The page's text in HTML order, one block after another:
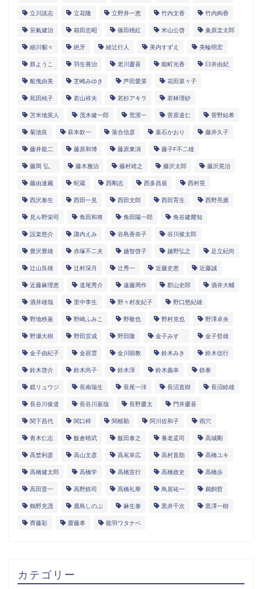
立川談志 立花隆 立野井一恵 竹内文香 竹内絢香
笹氣健治 箱田忠昭 篠田桃紅 米山公啓 粂原圭太郎
細川貂々 絶牙 綾辻行人 美内すずえ 美輪明宏
群ようこ 羽生善治 老川慶喜 能町光香 臼井由妃
船曳由美 芝崎みゆき 芦田愛菜 花田菜々子
苑田純子 若山祥夫 若杉アキラ 若林理砂
苫米地英人 茂木健一郎 荒濱一 菅原道仁 菅野結希
菊池良 萩本欽一 落合信彦 葉石かおり 藤井久子
藤井龍二 藤原和博 藤原東演 藤子F不二雄
藤岡 弘、 藤木雅治 藤村靖之 藤沢太郎 藤沢晃治
藤由達藏 蛇蔵 西剛志 西多昌規 西村晃
西沢泰生 西田一見 西田文郎 西田育生 西野亮廣
見ル野栄司 角田和将 角田陽一郎 角谷建耀知
設楽悠介 諏内えみ 谷島香奈子 谷川俊太郎
豊沢豊雄 赤塚不二夫 越智啓子 越野弘之 足立紀尚
辻山良雄 辻村深月 辻秀一 近藤史恵 近藤誠
近藤麻理恵 道尾秀介 遠藤周作 郡山史郎 酒井大輔
酒井雄哉 里中李生 野々村友紀子 野口悠紀雄
野地秩嘉 野崎ふみこ 野敬也 野村克也 野澤卓央
野瀬大樹 野田宜成 野田隆 金子みすゞ 金子哲雄
金子由紀子 金容雲 金川顕教 鈴木みき 鈴木信行
鈴木啓介 鈴木尚子 鈴木淳 鈴木義幸 鉄拳
鏡リュウジ 長南瑞生 長尾一洋 長沼直樹 長沼睦雄
長谷川俊道 長谷川嘉哉 長野慶太 門井慶喜
関下昌代 関口梓 関根勤 阿川佐和子 雨穴
青木仁志 飯倉晴武 飯田泰之 養老孟司 高城剛
高埜利彦 高山文彦 高嶌幸広 高村直助 高橋ユキ
高橋健太郎 高橋学 高橋宣行 高橋政史 高橋歩
高田晋一 高野鉄司 髙橋礼華 鳥居祐一 鵜飼哲
鶴野充茂 鹿島しのぶ 麻生泰 黒井千次 黒澤一樹
齊藤彩 齋藤孝 龍羽ワタナベ
カテゴリー